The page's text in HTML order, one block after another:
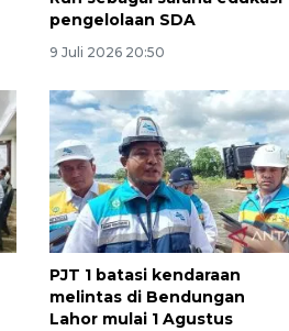
pengelolaan SDA
9 Juli 2026 20:50
PJT 1 batasi kendaraan
melintas di Bendungan
Lahor mulai 1 Agustus